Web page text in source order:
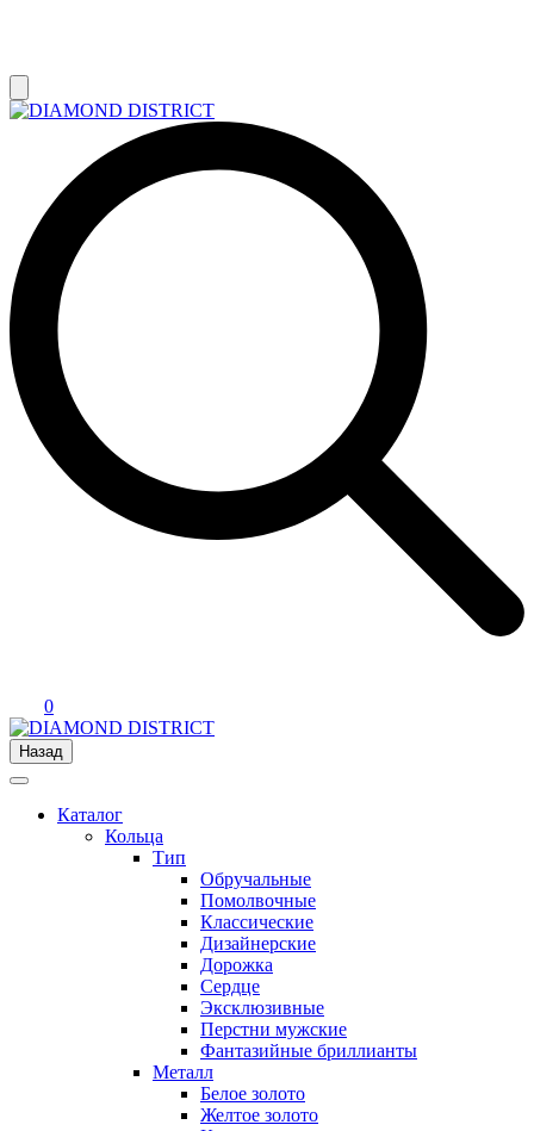
0
Назад
Каталог
Кольца
Тип
Обручальные
Помолвочные
Классические
Дизайнерские
Дорожка
Сердце
Эксклюзивные
Перстни мужские
Фантазийные бриллианты
Металл
Белое золото
Желтое золото